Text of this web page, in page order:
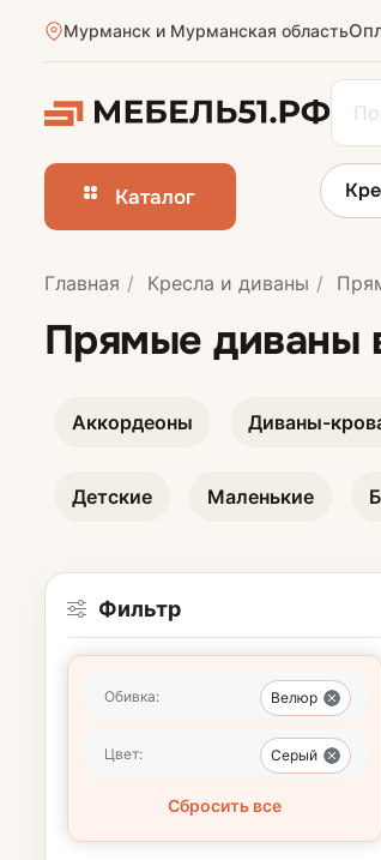
Мурманск и Мурманская область
Каталог
Главная Кресла и диваны
Прямые диваны
Аккордеоны Диваны-
Детские Маленькие
Фильтр
Обивка: Велюр
Цвет: Серый
Сбросить все